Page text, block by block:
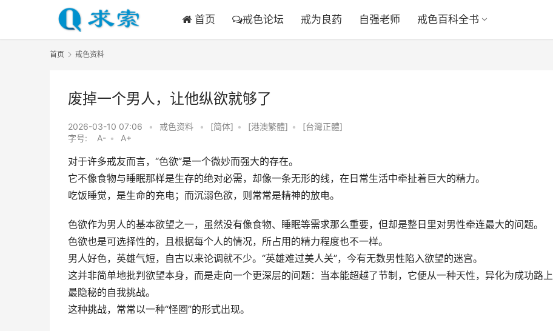
首页 戒色论坛 戒为良药 自强老师 戒色百科全书
首页 戒色资料
废掉一个男人，让他纵欲就够了
2026-03-10 07:06 • 戒色资料 • [简体] • [港澳繁體] •
[台灣正體]
字号:
A- • A+
对于许多戒友而言，“色欲”是一个微妙而强大的存在。
它不像食物与睡眠那样是生存的绝对必需，却像一条无形的线，在日常生活中牵扯着巨大的精力。
吃饭睡觉，是生命的充电；而沉溺色欲，则常常是精神的放电。
色欲作为男人的基本欲望之一，虽然没有像食物、睡眠等需求那么重要，但却是整日里对男性牵连最大的问题。
色欲也是可选择性的，且根据每个人的情况，所占用的精力程度也不一样。
男人好色，英雄气短，自古以来论调就不少。“英雄难过美人关”，今有无数男性陷入欲望的迷宫。
这并非简单地批判欲望本身，而是走向一个更深层的问题：当本能超越了节制，它便从一种天性，异化为成功路上
最隐秘的自我挑战。
这种挑战，常常以一种“怪圈”的形式出现。